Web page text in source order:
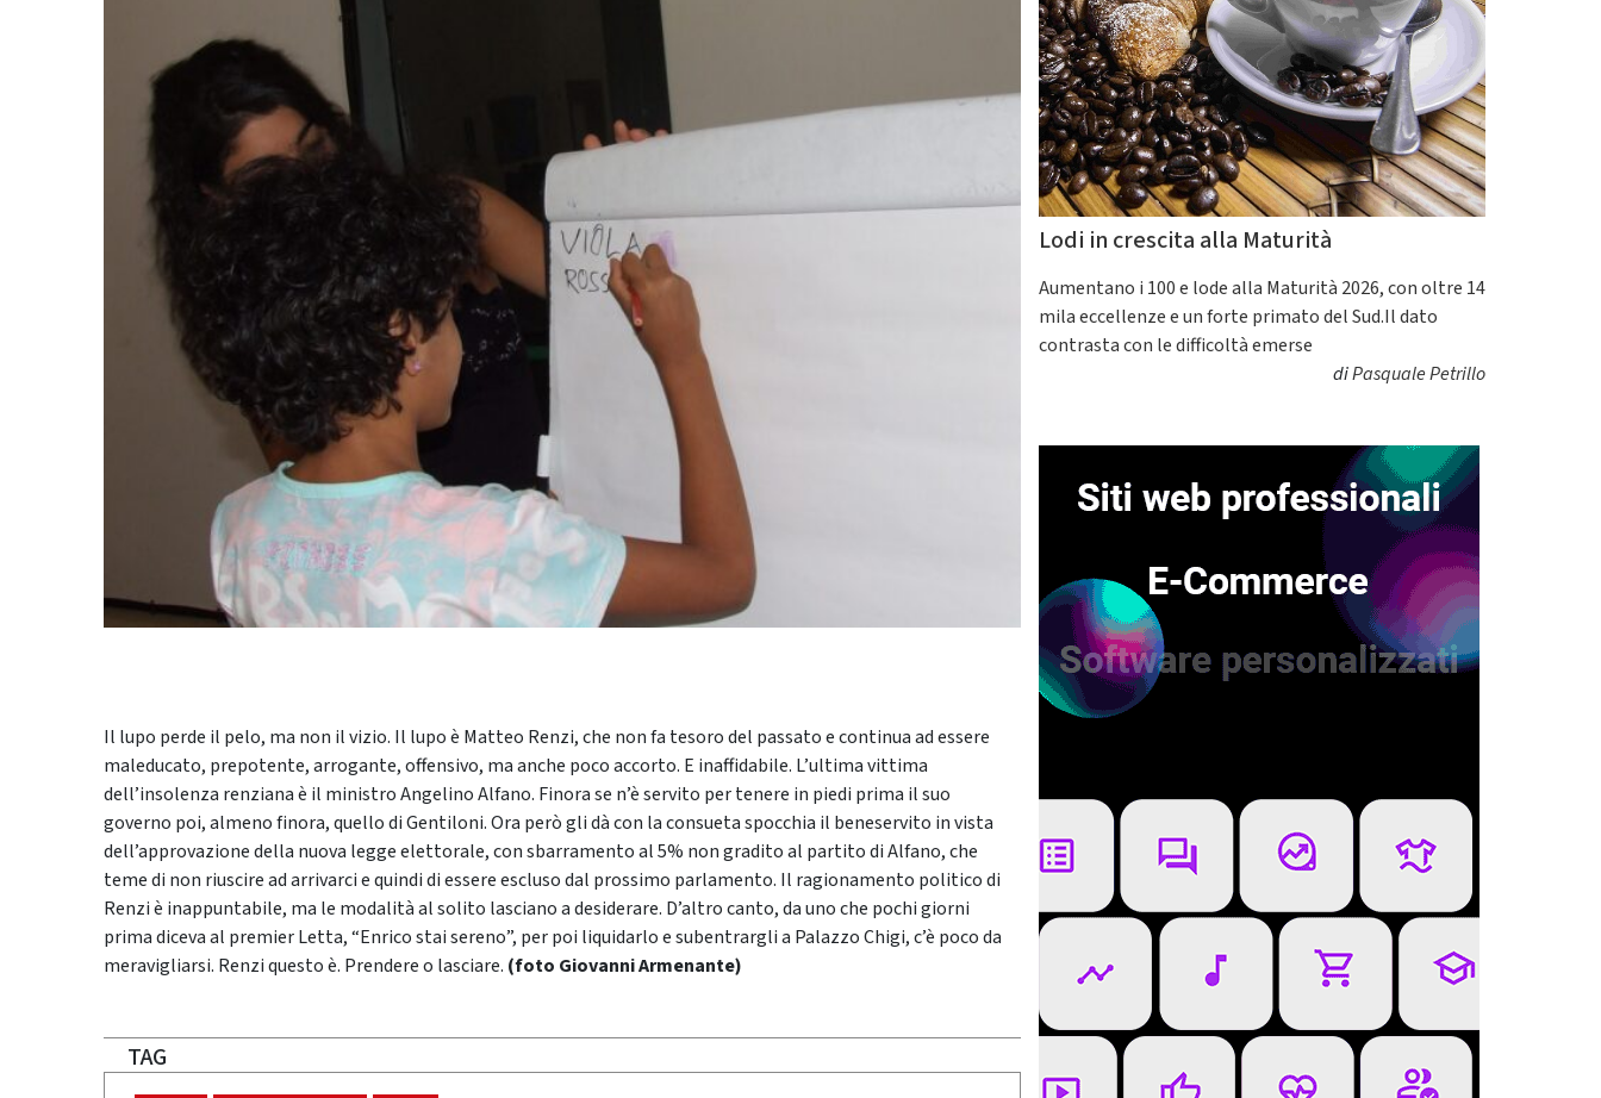
Il lupo perde il pelo, ma non il vizio. Il lupo è Matteo Renzi, che non fa tesoro del passato e continua ad essere
maleducato, prepotente, arrogante, offensivo, ma anche poco accorto. E inaffidabile. L’ultima vittima
dell’insolenza renziana è il ministro Angelino Alfano. Finora se n’è servito per tenere in piedi prima il suo
governo poi, almeno finora, quello di Gentiloni. Ora però gli dà con la consueta spocchia il beneservito in vista
dell’approvazione della nuova legge elettorale, con sbarramento al 5% non gradito al partito di Alfano, che
teme di non riuscire ad arrivarci e quindi di essere escluso dal prossimo parlamento. Il ragionamento politico di
Renzi è inappuntabile, ma le modalità al solito lasciano a desiderare. D’altro canto, da uno che pochi giorni
prima diceva al premier Letta, “Enrico stai sereno”, per poi liquidarlo e subentrargli a Palazzo Chigi, c’è poco da
meravigliarsi. Renzi questo è. Prendere o lasciare. (foto Giovanni Armenante)
TAG
Lodi in crescita alla Maturità
Aumentano i 100 e lode alla Maturità 2026, con oltre 14
mila eccellenze e un forte primato del Sud.Il dato
contrasta con le difficoltà emerse
diPasquale Petrillo